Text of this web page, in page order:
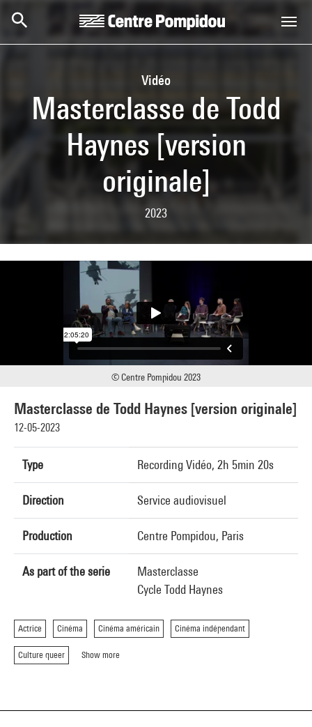
Vidéo
Masterclasse de Todd
Haynes [version
originale]
2023
Masterclasse de Todd Haynes [version originale]
12-05-2023
Type Recording Vidéo, 2h 5min 20s
Direction Service audiovisuel
Production Centre Pompidou, Paris
As part of the serie
Masterclasse
Cycle Todd Haynes
Actrice Cinéma Cinéma américain Cinéma indépendant
Culture queer Show more
© Centre Pompidou 2023